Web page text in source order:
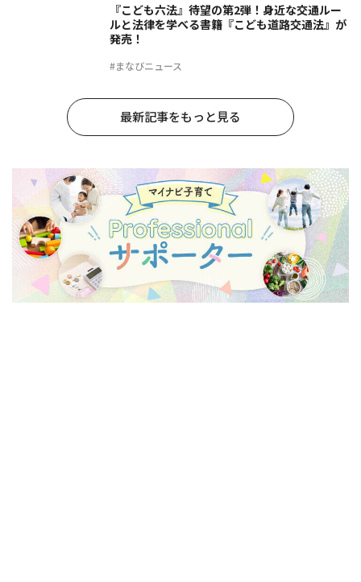
#まなびニュース
『こども六法』待望の第2弾！身近な交通ルー
ルと法律を学べる書籍『こども道路交通法』が
発売！
最新記事をもっと見る